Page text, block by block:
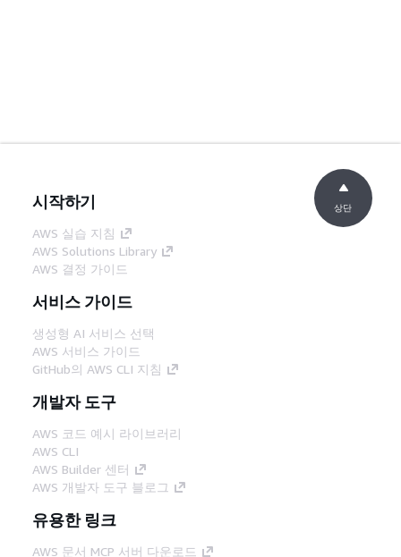
시작하기
AWS 실습 지침
AWS Solutions Library
AWS 결정 가이드
서비스 가이드
생성형 AI 서비스 선택
AWS 서비스 가이드
GitHub의 AWS CLI 지침
개발자 도구
AWS 코드 예시 라이브러리
AWS CLI
AWS Builder 센터
AWS 개발자 도구 블로그
유용한 링크
AWS 문서 MCP 서버 다운로드
상단